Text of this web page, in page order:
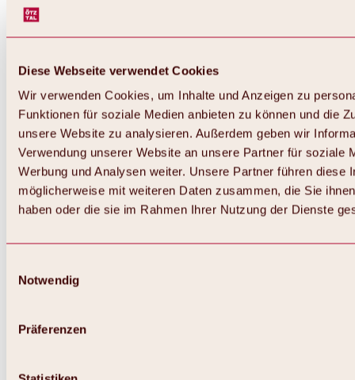
Diese Webseite verwendet Cookies
Wir verwenden Cookies, um Inhalte und Anzeigen zu
Funktionen für soziale Medien anbieten zu können und die
unsere Website zu analysieren. Außerdem geben wir
Verwendung unserer Website an unsere Partner für soziale
Werbung und Analysen weiter. Unsere Partner führen diese
möglicherweise mit weiteren Daten zusammen, die Sie
haben oder die sie im Rahmen Ihrer Nutzung der Dienste
Notwendig
Präferenzen